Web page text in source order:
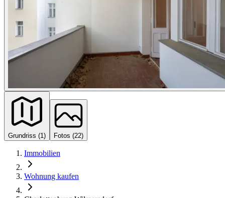
Grundriss (1) Fotos (22)
Immobilien
Wohnung kaufen